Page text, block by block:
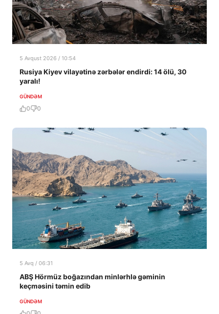
5 Avqust 2026 / 10:54
Rusiya Kiyev vilayətinə zərbələr endirdi: 14 ölü, 30
yaralı!
GÜNDƏM
0 0
5 Avq / 06:31
ABŞ Hörmüz boğazından minlərhlə gəminin
keçməsini təmin edib
GÜNDƏM